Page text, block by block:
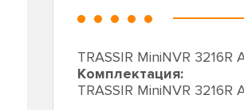
TRASSIR MiniNVR 3216R
Комплектация:
TRASSIR MiniNVR 3216R